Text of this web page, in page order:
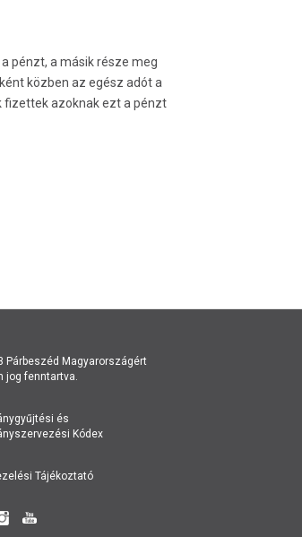
pénzt, a másik része meg
közben az egész adót a
fizettek azoknak ezt a pénzt
Párbeszéd Magyarországért
jog fenntartva.
és
Kódex
Tájékoztató